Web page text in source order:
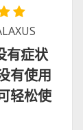
有症状
有使用
轻松使